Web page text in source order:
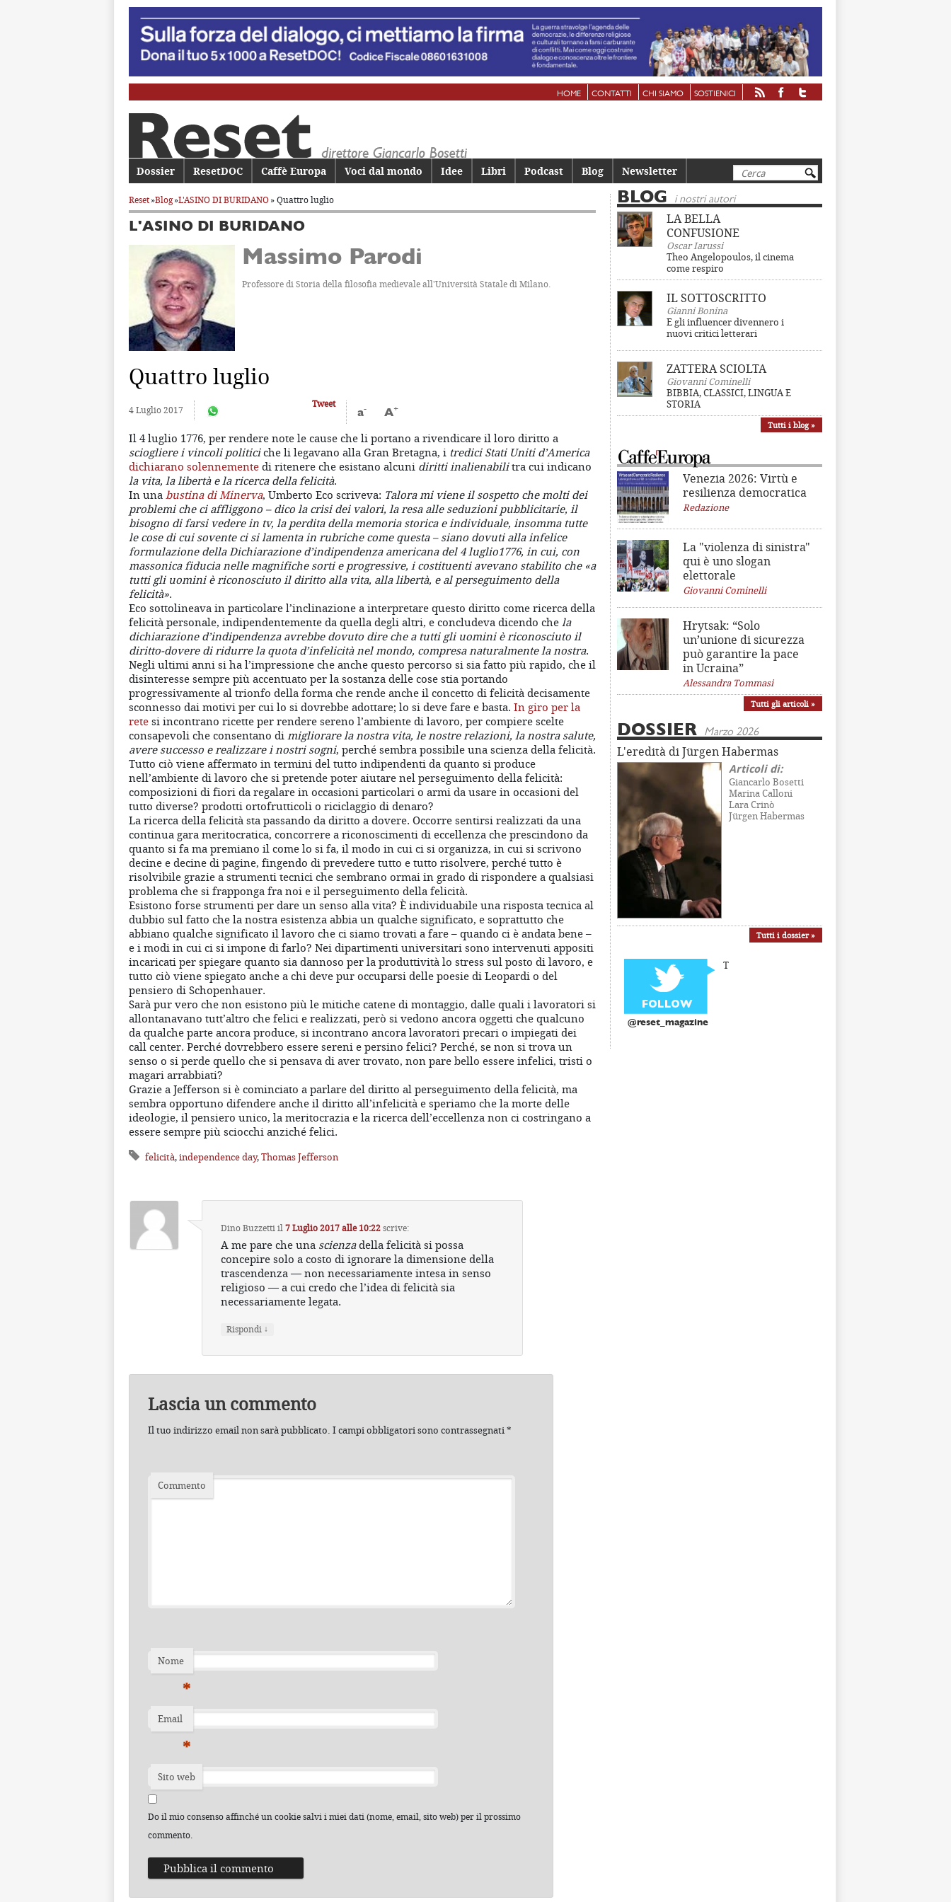
HOME CONTATTI CHI SIAMO SOSTIENICI
Cerca
Menu principale
Vai al contenuto principale
Vai al contenuto secondario
Dossier ResetDOC Caffè Europa Voci dal mondo Idee Libri Podcast Blog Newsletter
Reset»Blog»L'ASINO DI BURIDANO» Quattro luglio
L'ASINO DI BURIDANO
Massimo Parodi
Professore di Storia della filosofia medievale all'Università Statale di Milano.
Quattro luglio
4 Luglio 2017
Tweet
a- A+
Il 4 luglio 1776, per rendere note le cause che li portano a rivendicare il loro diritto a
sciogliere i vincoli politiciche li legavano alla Gran Bretagna, i tredici Stati Uniti d’America
dichiarano solennemente di ritenere che esistano alcuni diritti inalienabilitra cui indicano
la vita, la libertà e la ricerca della felicità.
In una bustina di Minerva, Umberto Eco scriveva: Talora mi viene il sospetto che molti dei
problemi che ci affliggono – dico la crisi dei valori, la resa alle seduzioni pubblicitarie, il
bisogno di farsi vedere in tv, la perdita della memoria storica e individuale, insomma tutte
le cose di cui sovente ci si lamenta in rubriche come questa – siano dovuti alla infelice
formulazione della Dichiarazione d’indipendenza americana del 4 luglio1776, in cui, con
massonica fiducia nelle magnifiche sorti e progressive, i costituenti avevano stabilito che «a
tutti gli uomini è riconosciuto il diritto alla vita, alla libertà, e al perseguimento della
felicità».
Eco sottolineava in particolare l’inclinazione a interpretare questo diritto come ricerca della
felicità personale, indipendentemente da quella degli altri, e concludeva dicendo che la
dichiarazione d’indipendenza avrebbe dovuto dire che a tutti gli uomini è riconosciuto il
diritto-dovere di ridurre la quota d’infelicità nel mondo, compresa naturalmente la nostra.
Negli ultimi anni si ha l’impressione che anche questo percorso si sia fatto più rapido, che il
disinteresse sempre più accentuato per la sostanza delle cose stia portando
progressivamente al trionfo della forma che rende anche il concetto di felicità decisamente
sconnesso dai motivi per cui lo si dovrebbe adottare; lo si deve fare e basta. In giro per la
rete si incontrano ricette per rendere sereno l’ambiente di lavoro, per compiere scelte
consapevoli che consentano di migliorare la nostra vita, le nostre relazioni, la nostra salute,
avere successo e realizzare i nostri sogni, perché sembra possibile una scienza della felicità.
Tutto ciò viene affermato in termini del tutto indipendenti da quanto si produce
nell’ambiente di lavoro che si pretende poter aiutare nel perseguimento della felicità:
composizioni di fiori da regalare in occasioni particolari o armi da usare in occasioni del
tutto diverse? prodotti ortofrutticoli o riciclaggio di denaro?
La ricerca della felicità sta passando da diritto a dovere. Occorre sentirsi realizzati da una
continua gara meritocratica, concorrere a riconoscimenti di eccellenza che prescindono da
quanto si fa ma premiano il come lo si fa, il modo in cui ci si organizza, in cui si scrivono
decine e decine di pagine, fingendo di prevedere tutto e tutto risolvere, perché tutto è
risolvibile grazie a strumenti tecnici che sembrano ormai in grado di rispondere a qualsiasi
problema che si frapponga fra noi e il perseguimento della felicità.
Esistono forse strumenti per dare un senso alla vita? È individuabile una risposta tecnica al
dubbio sul fatto che la nostra esistenza abbia un qualche significato, e soprattutto che
abbiano qualche significato il lavoro che ci siamo trovati a fare – quando ci è andata bene –
e i modi in cui ci si impone di farlo? Nei dipartimenti universitari sono intervenuti appositi
incaricati per spiegare quanto sia dannoso per la produttività lo stress sul posto di lavoro, e
tutto ciò viene spiegato anche a chi deve pur occuparsi delle poesie di Leopardi o del
pensiero di Schopenhauer.
Sarà pur vero che non esistono più le mitiche catene di montaggio, dalle quali i lavoratori si
allontanavano tutt’altro che felici e realizzati, però si vedono ancora oggetti che qualcuno
da qualche parte ancora produce, si incontrano ancora lavoratori precari o impiegati dei
call center. Perché dovrebbero essere sereni e persino felici? Perché, se non si trova un
senso o si perde quello che si pensava di aver trovato, non pare bello essere infelici, tristi o
magari arrabbiati?
Grazie a Jefferson si è cominciato a parlare del diritto al perseguimento della felicità, ma
sembra opportuno difendere anche il diritto all’infelicità e speriamo che la morte delle
ideologie, il pensiero unico, la meritocrazia e la ricerca dell’eccellenza non ci costringano a
essere sempre più sciocchi anziché felici.
felicità,independence day,Thomas Jefferson
Dino Buzzettiil7 Luglio 2017 alle 10:22scrive:
A me pare che una scienzadella felicità si possa
concepire solo a costo di ignorare la dimensione della
trascendenza — non necessariamente intesa in senso
religioso — a cui credo che l’idea di felicità sia
necessariamente legata.
Rispondi ↓
Lascia un commento
Il tuo indirizzo email non sarà pubblicato. I campi obbligatori sono contrassegnati*
Commento
Nome
*
Email
*
Sito web
Do il mio consenso affinché un cookie salvi i miei dati (nome, email, sito web) per il prossimo
commento.
BLOG i nostri autori
LA BELLA
CONFUSIONE
Oscar Iarussi
Theo Angelopoulos, il cinema
come respiro
IL SOTTOSCRITTO
Gianni Bonina
E gli influencer divennero i
nuovi critici letterari
ZATTERA SCIOLTA
Giovanni Cominelli
BIBBIA, CLASSICI, LINGUA E
STORIA
Tutti i blog »
Venezia 2026: Virtù e
resilienza democratica
Redazione
La "violenza di sinistra"
qui è uno slogan
elettorale
Giovanni Cominelli
Hrytsak: “Solo
un’unione di sicurezza
può garantire la pace
in Ucraina”
Alessandra Tommasi
Tutti gli articoli »
DOSSIER Marzo 2026
L'eredità di Jürgen Habermas
Articoli di:
Giancarlo Bosetti
Marina Calloni
Lara Crinò
Jürgen Habermas
Tutti i dossier »
@reset_magazine
T